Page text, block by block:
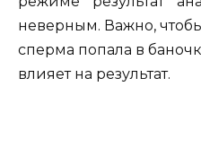
неверным. Важно,
сперма попала в
влияет на результат.